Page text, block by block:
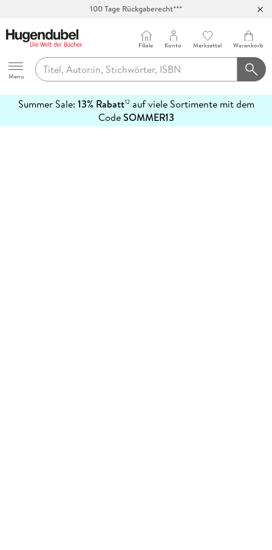
100 Tage Rückgaberecht***
Hugendubel
Menu
Filiale Konto Merkzettel Warenkorb
Summer Sale: 13% Rabatt12auf viele Sortimente mit dem
CodeSOMMER13
erfahren